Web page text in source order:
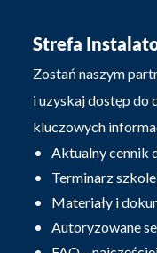
Strefa
Zostań naszym
i uzyskaj dostęp do
kluczowych
Aktualny cennik
Terminarz
Materiały i
Autoryzowane